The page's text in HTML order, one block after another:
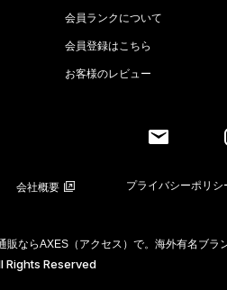
会員ランクについて
会員登録はこちら
お客様のレビュー
会社概要 プライバシーポリシ
販ならAXES（アクセス）で。海外有名ブ
Rights Reserved